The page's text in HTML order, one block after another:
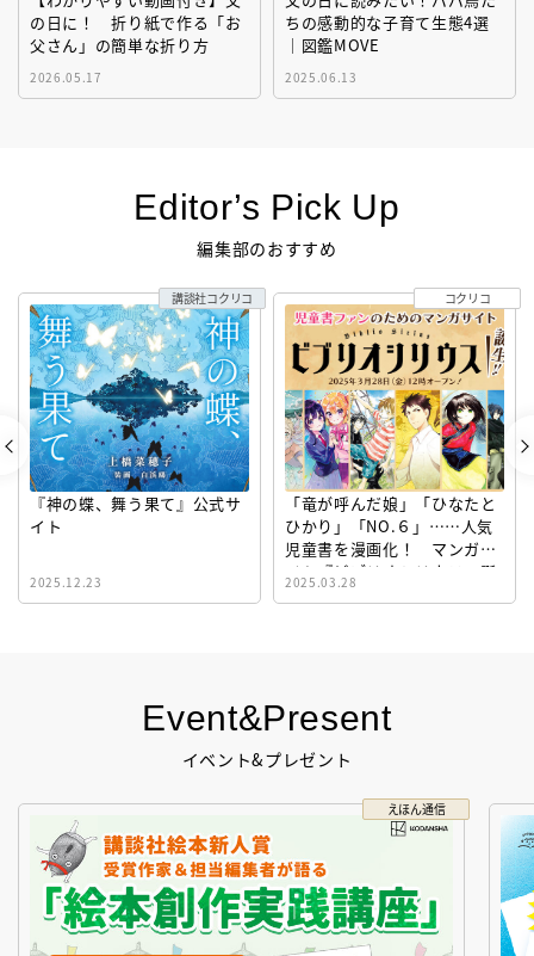
Event&Present
イベント&プレゼント
えほん通信
の日に！ 折り紙で作る「お
父さん」の簡単な折り方
2026.05.17
ちの感動的な子育て生態4選
｜図鑑MOVE
2025.06.13
Editor’s Pick Up
編集部のおすすめ
『神の蝶、舞う果て』公式サ
イト
2025.12.23
講談社コクリコ
「竜が呼んだ娘」「ひなたと
ひかり」「NO.６」……人気
児童書を漫画化！ マンガサ
イト『ビブリオシリウス』誕
生！
2025.03.28
コクリコ